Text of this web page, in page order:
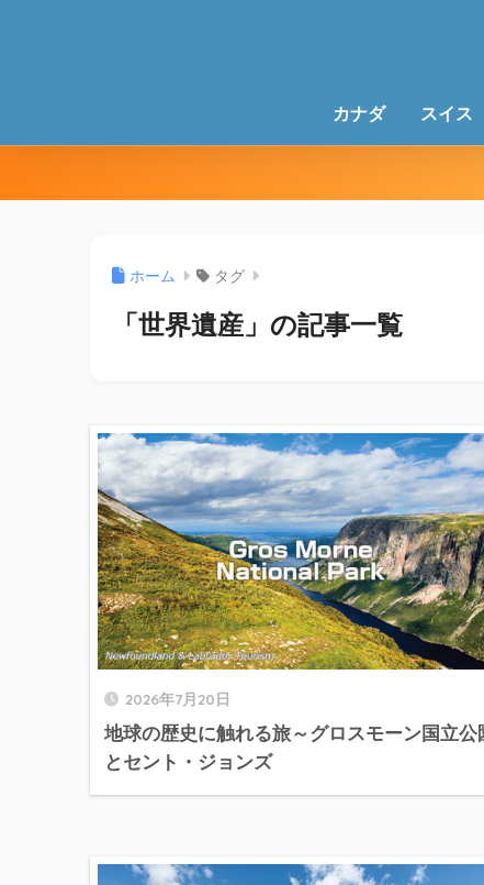
カナダ スイス
ホーム タグ
「世界遺産」の記事一覧
2026年7月20日
地球の歴史に触れる旅～グロスモーン国立公
とセント・ジョンズ